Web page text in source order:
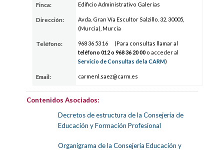
Finca: Edificio Administrativo Galerías
Dirección:
Avda. Gran Vía Escultor Salzillo. 32. 30005,
(Murcia), Murcia
Teléfono: 968 36 53 1 6
(Para consultas llamar al
teléfono 012 o 968 36 20 00 o acceder al
Servicio de Consultas de la CARM)
Email: carmenl.saez@carm.es
Contenidos Asociados:
Decretos de estructura de la Consejería de
Educación y Formación Profesional
Organigrama de la Consejería Educación y